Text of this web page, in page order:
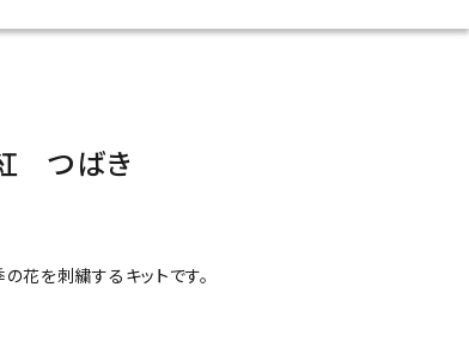
フェルト切り替え式竹
つばき
花を刺繍するキットです。